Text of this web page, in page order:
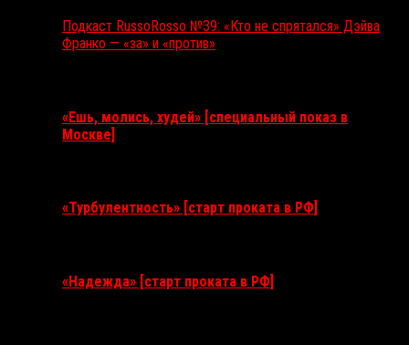
Подкаст RussoRosso №39: «Кто не спрятался» Дэйва
Франко — «за» и «против»
«Ешь, молись, худей» [специальный показ в
Москве]
«Турбулентность» [старт проката в РФ]
«Надежда» [старт проката в РФ]